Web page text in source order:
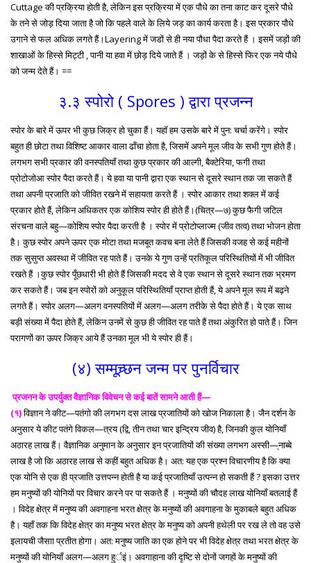
Cuttage की प्रक्रिया होती है, लेकिन इस प्रक्रिया में एक पौधे का तना काट कर दूसरे पौधे
के तने से जोड़ दिया जाता है जो कि पहले वाले के लिये जड़ का कार्य करता है। इस प्रकार पौधे
उगाने से फल अधिक लगते हैं।Layering में जडों से ही नया पौधा पैदा करते हैं । इसमें जड़ों की
शाखाओं के हिस्से मिट्टी , पानी या हवा में छोड़ दिये जाते हैं । जड़ों के से हिस्से फिर एक नये पौधे
को जन्म देते हैं। ==
३.३ स्पोरो ( Spores ) द्वारा प्रजन्न
स्पोर के बारे में ऊपर भी कुछ जिक्र हो चुका हैं। यहॉ हम उसके बारे में पुन: चर्चा करेंगे। स्पोर
बहुत ही छोटा तथा विशिष्ट आकार वाला ढाँचा होता है, जिसमें अपने मूल जीव के सभी गुण होते हैं।
लगभग सभी प्रकार की वनस्पतियाँ तथा कुछ प्रकार की आल्गी, बैक्टेरिया, फगी तथा
प्रोटोजोआ स्पोर पैदा करते हैं। ये हवा या पानी द्वारा एक स्थान से दूसरे स्थान तक जा सकते हैं
तथा अपनी प्रजाति को जीवित रखने में सहायता करते हैं । स्पोर आकार तथा शक्ल में कई
प्रकार होते हैं, लेकिन अधिकतर एक कोशिय स्पोर ही होते हैं।(चित्र—७) कुछ फैगी जटिल
संरचना वाले बहु—कोशिय स्पोर पैदा करती है । स्पोर में प्रोटोप्लाज्म (जीव तत्व) तथा भोजन होता
है। कुछ स्पोर अपने ऊपर एक मोटा तथा मजबूत कवच बना लेते हैं जिसकी वजह से कई महीनों
तक सुसुप्त अवस्था में जीवित रह पाते हैं। उनके ये गुण उन्हें प्रतिकूल परिस्थितियों में भी जीवित
रखते हैं ।कुछ स्पोर पूँछधारी भी होते हैं जिसकी मदद से वे एक स्थान से दूसरे स्थान तक भ्रमण
कर सकते हैं। जब इन स्पोरों को अनुकूल परिस्थितियाँ प्राप्त होती हैं, ये अपने मूल रूप में बढ़ने
लगते हैं। स्पोर अलग—अलग वनस्पतियों में अलग—अलग तरीके से पैदा होते हैं। ये एक साथ
बड़ी संख्या में पैदा होते हैं, लेकिन उनमें से कुछ ही जीवित रह पाते हैं तथा अंकुरित हो पाते हैं। जिन
परागणों का ऊपर जिक्र आये हैं उनका मूल भी ये स्पोर ही हैं।
(४) सम्मूच्र्छन जन्म पर पुनर्विचार
प्रजनन के उपर्युक्त वैज्ञानिक विवेचन से कई बातें सामने आती हैं—
(१)विज्ञान ने कीट—पतंगो की लगभग दस लाख प्रजातियों को खोज निकाला है। जैन दर्शन के
अनुसार ये कीट पतंगे विकल—त्रय (द्वि, तीन तथा चार इन्द्रिय जीव) है, जिनकी कुल योनियाँ
अठारह लाख हैं। वैज्ञानिक अनुमान के अनुसार इन प्रजातियों की संख्या लगभग अस्सी—्नाब्बे
लाख है जो कि अठारह लाख से कहीं बहुत अधिक है। अत: यह एक प्रश्न विचारणीय है कि क्या
एक योनि से एक ही प्रजाति उत्तपन्न होती है या कई प्रजातियाँ उत्पन्न हो सकती हैं ? इसका उत्तर
हम मनुष्यों की योनियों पर विचार करने पर पा सकते हैं । मनुष्यों की चौदह लाख योनियाँ बतलाई हैं
। विदेह क्षेत्र में मनुष्य की अवगाहना भरत क्षेत्र के मनुष्यों की अवगाहना के मुकाबले बहुत अधिक
है। यहाँ तक कि विदेह क्षेत्र का मनुष्य भरत क्षेत्र के मनुष्य को अपनी हथेली पर रख ले तो वह उसे
इलायची जैसाा प्रतीत होगा। अत: मनुष्य जाति का एक होने पर भी विदेह क्षेत्र तथा भरत क्षेत्र के
मनुष्यों की योनियाँ अलग—अलग हुर्इं। अवगाहाना की दृष्टि से दोनों जगहों के मनुष्यों की